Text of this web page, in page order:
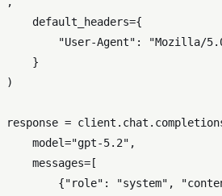
    default_headers={
"User-Agent" :
"Mozilla/
    }
)
response =
    model=
"gpt-5.2" ,
    messages=[
        {
"role" : "system" ,